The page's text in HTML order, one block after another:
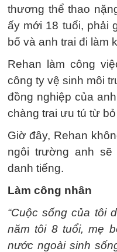
thương thể thao
ấy mới 18 tuổi, phải
bố và anh trai đi làm
Rehan làm công
công ty vệ sinh môi
đồng nghiệp của
chàng trai ưu tú từ
Giờ đây, Rehan
ngôi trường anh sẽ
danh tiếng.
Làm công nhân
“Cuộc sống của tôi
năm tôi 8 tuổi, mẹ
nước ngoài sinh